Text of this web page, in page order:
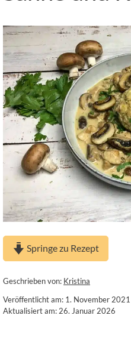
Springe zu Rezept
Geschrieben von: Kristina
Veröffentlicht am: 1. November 2021
Aktualisiert am: 26. Januar 2026